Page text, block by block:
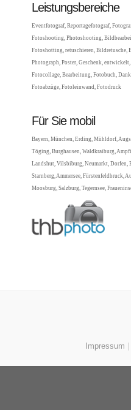
Leistungsbereiche
Eventfotograf, Reportagefotograf,
Fotoshooting, Photoshooting,
Fotoshotting, retuschieren, Bildretusche,
Photograph, Poster, Geschenk,
Fotocollage, Bearbeitung, Fotobuch,
Fotoabzüge, Fotoleinwand, Fotodruck
Für Sie mobil
Bayern, München, Erding, Mühldorf,
Töging, Burghausen, Waldkraiburg,
Landshut, Vilsbiburg, Neumarkt, Dorfen,
Starnberg, Ammersee, Fürstenfeldbruck,
Moosburg, Salzburg, Tegernsee,
Impressum